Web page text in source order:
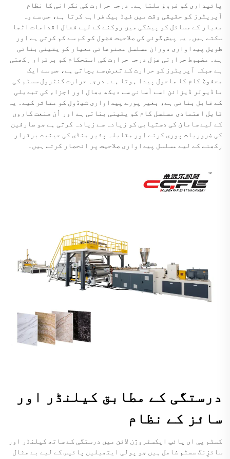
پائیداری کو فروغ ملتا ہے۔ درجہ حرارت کی نگرانی کا نظام
آپریٹرز کو حقیقی وقت میں فیڈ بیک فراہم کرتا ہے، جس سے وہ
معیار کے مسائل کو پیشگی میں روکنے کے لیے فعال اقدامات اٹھا
سکتے ہیں۔ یہ پیش گوئی کی صلاحیت فضول کو کم سے کم کرتی ہے اور
طویل پیداواری دوران مسلسل مصنوعاتی معیار کو یقینی بناتی
ہے۔ مضبوط حرارتی عزل درجہ حرارت کی استحکام کو برقرار رکھتی
ہے جبکہ آپریٹرز کو حرارت کے تعرض سے بچاتی ہے، جس سے ایک
محفوظ کام کا ماحول پیدا ہوتا ہے۔ درجہ حرارت کنٹرول سسٹم کی
ماڈیولر ڈیزائن اسے آسانی سے دیکھ بھال اور اجزاء کی تبدیلی
کے قابل بناتی ہے، بغیر پورے پیداواری شیڈول کو متاثر کیے۔ یہ
قابل اعتمادی مسلسل کام کو یقینی بناتی ہے اور اُن صنعت کاروں
کے لیے سامان کی دستیابی کو زیادہ سے زیادہ کرتی ہے جو صارفین
کی ضروریات پوری کرنے اور مقابلہ پذیر منڈی کی حیثیت برقرار
رکھنے کے لیے مسلسل پیداواری صلاحیت پر انحصار کرتے ہیں۔
درستگی کے مطابق کیلنڈر اور
سائز کے نظام
کسٹم پی ای پائپ ایکسٹروژن لائن میں درستگی کے ساتھ کیلنڈر اور
سائزِنگ سسٹم شامل ہیں جو پولی ایتھیلین پائپس کے لیے بے مثال